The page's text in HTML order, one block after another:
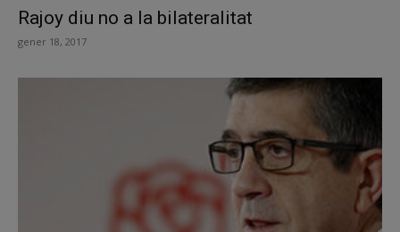
Rajoy diu no a la bilateralitat
gener 18, 2017